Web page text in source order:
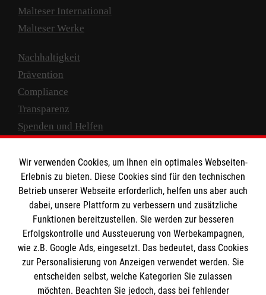
Malteser International
Malteser Werke
Nachhaltigkeit
Prävention
Compliance
Transparenz
Spenden und Helfen
Empfänger: Malteser Hilfsdienst e.V.
IBAN: DE10 3706 0120 1201 2000 12
BIC: GENODED 1PA7
Wir verwenden Cookies, um Ihnen ein optimales Webseiten-
Erlebnis zu bieten. Diese Cookies sind für den technischen
Betrieb unserer Webseite erforderlich, helfen uns aber auch
dabei, unsere Plattform zu verbessern und zusätzliche
Funktionen bereitzustellen. Sie werden zur besseren
Erfolgskontrolle und Aussteuerung von Werbekampagnen,
wie z.B. Google Ads, eingesetzt. Das bedeutet, dass Cookies
zur Personalisierung von Anzeigen verwendet werden. Sie
entscheiden selbst, welche Kategorien Sie zulassen
möchten. Beachten Sie jedoch, dass bei fehlender